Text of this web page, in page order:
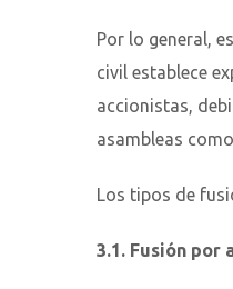
Por lo general,
civil establece
accionistas,
asambleas
Los tipos de
3.1. Fusión por